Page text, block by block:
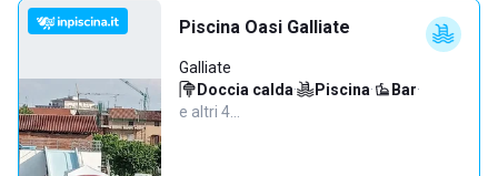
Piscina Oasi Galliate
Galliate
Doccia calda· Piscina· Bar·
e altri 4…